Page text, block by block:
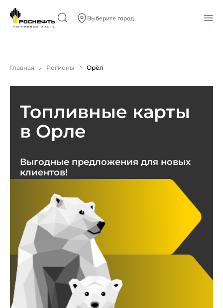
Выберите город
Главная Регионы Орёл
Топливные карты
в Орле
Выгодные предложения для новых
клиентов!